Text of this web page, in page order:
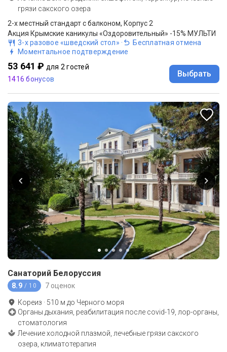
грязи сакского озера
2-x местный стандарт с балконом, Корпус 2
Акция Крымские каникулы «Оздоровительный» -15% МУЛЬТИ
3-х разовое «шведский стол» ·
Бесплатная отмена
Моментальное подтверждение
53 641 ₽ для 2 гостей
1416 бонусов
Выбрать
Санаторий Белоруссия
8.9 / 10 7 оценок
Кореиз · 510 м до Черного моря
Органы дыхания, реабилитация после covid-19, лор-органы,
стоматология
Лечение холодной плазмой, лечебные грязи сакского
озера, климатотерапия